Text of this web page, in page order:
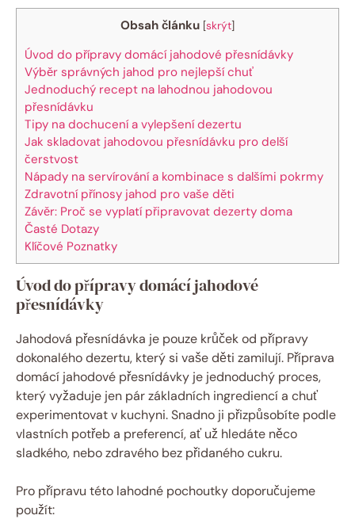
Obsah článku [skrýt]
Úvod do přípravy domácí jahodové přesnídávky
Výběr správných jahod pro nejlepší chuť
Jednoduchý recept na lahodnou jahodovou
přesnídávku
Tipy na dochucení a vylepšení dezertu
Jak skladovat jahodovou přesnídávku pro delší
čerstvost
Nápady na servírování a kombinace s dalšími pokrmy
Zdravotní přínosy jahod pro vaše děti
Závěr: Proč se vyplatí připravovat dezerty doma
Časté Dotazy
Klíčové Poznatky
Úvod do přípravy domácí jahodové
přesnídávky
Jahodová přesnídávka je pouze krůček od přípravy
dokonalého dezertu, který si vaše děti zamilují. Příprava
domácí jahodové přesnídávky je jednoduchý proces,
který vyžaduje jen pár základních ingrediencí a chuť
experimentovat v kuchyni. Snadno ji přizpůsobíte podle
vlastních potřeb a preferencí, ať už hledáte něco
sladkého, nebo zdravého bez přidaného cukru.
Pro přípravu této lahodné pochoutky doporučujeme
použít: